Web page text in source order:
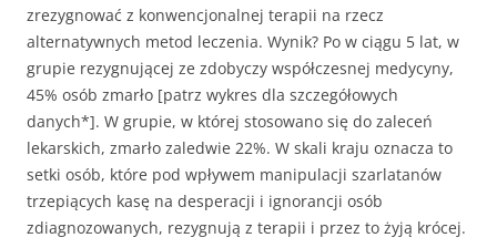
zrezygnować z konwencjonalnej terapii na rzecz
alternatywnych metod leczenia. Wynik? Po w ciągu 5 lat, w
grupie rezygnującej ze zdobyczy współczesnej medycyny,
45% osób zmarło [patrz wykres dla szczegółowych
danych*]. W grupie, w której stosowano się do zaleceń
lekarskich, zmarło zaledwie 22%. W skali kraju oznacza to
setki osób, które pod wpływem manipulacji szarlatanów
trzepiących kasę na desperacji i ignorancji osób
zdiagnozowanych, rezygnują z terapii i przez to żyją krócej.